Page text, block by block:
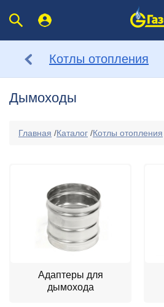
Котлы отопления
Дымоходы
Главная /Каталог /Котлы отопления
Адаптеры для
дымохода